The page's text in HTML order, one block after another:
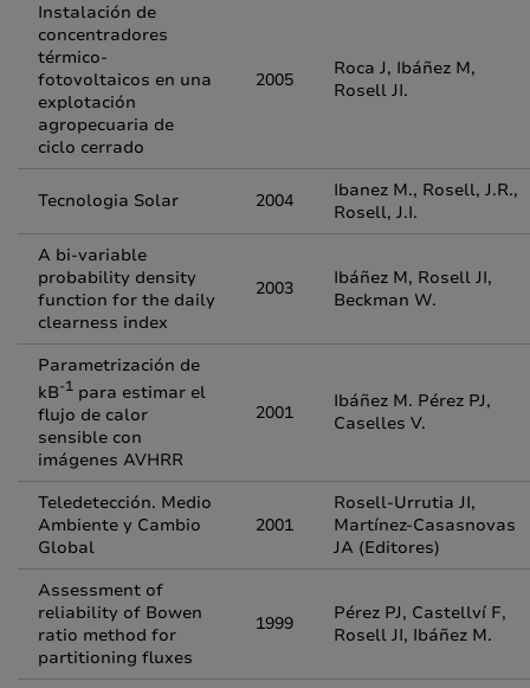
Instalación de
concentradores
térmico-
fotovoltaicos en una
explotación
agropecuaria de
ciclo cerrado
2005
Roca J, Ibáñez M,
Rosell JI.
Tecnologia Solar 2004
Ibanez M., Rosell, J.R.,
Rosell, J.I.
A bi-variable
probability density
function for the daily
clearness index
2003
Ibáñez M, Rosell JI,
Beckman W.
Parametrización de
kB-1 para estimar el
flujo de calor
sensible con
imágenes AVHRR
2001
Ibáñez M. Pérez PJ,
Caselles V.
Teledetección. Medio
Ambiente y Cambio
Global
2001
Rosell-Urrutia JI,
Martínez-Casasnovas
JA (Editores)
Assessment of
reliability of Bowen
ratio method for
partitioning fluxes
1999
Pérez PJ, Castellví F,
Rosell JI, Ibáñez M.